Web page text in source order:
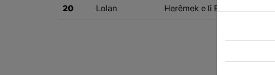
20 Lolan Herêmek e li Başûrê